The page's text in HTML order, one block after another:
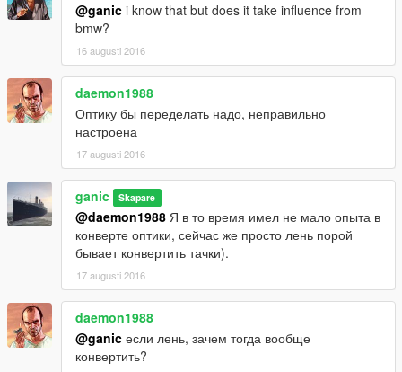
@ganic i know that but does it take influence from
bmw?
16 augusti 2016
daemon1988
Оптику бы переделать надо, неправильно
настроена
17 augusti 2016
ganic Skapare
@daemon1988 Я в то время имел не мало опыта в
конверте оптики, сейчас же просто лень порой
бывает конвертить тачки).
17 augusti 2016
daemon1988
@ganic если лень, зачем тогда вообще
конвертить?